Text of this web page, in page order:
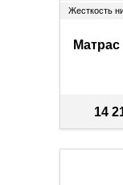
Жесткость
14